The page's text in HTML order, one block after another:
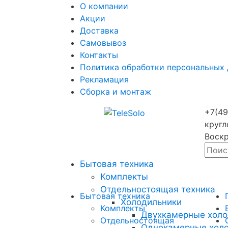
О компании
Акции
Доставка
Самовывоз
Контакты
Политика обработки персональных
Рекламация
Сборка и монтаж
Бытовая техника
Комплекты
Отдельностоящая техника
Холодильники
Двухкамерные
Бытовая техника
Комплекты
Отдельностоящая